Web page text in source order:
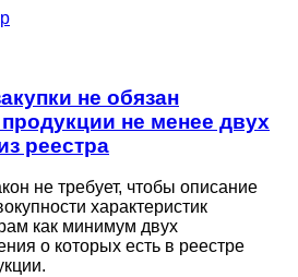
не обязан
не менее двух
реестра
не требует, чтобы описание
характеристик
как минимум двух
о которых есть в реестре